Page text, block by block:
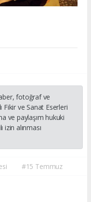
fotoğraf ve
Fikir ve Sanat Eserleri
ve paylaşım hukuki
izin alınması
#15 Temmuz